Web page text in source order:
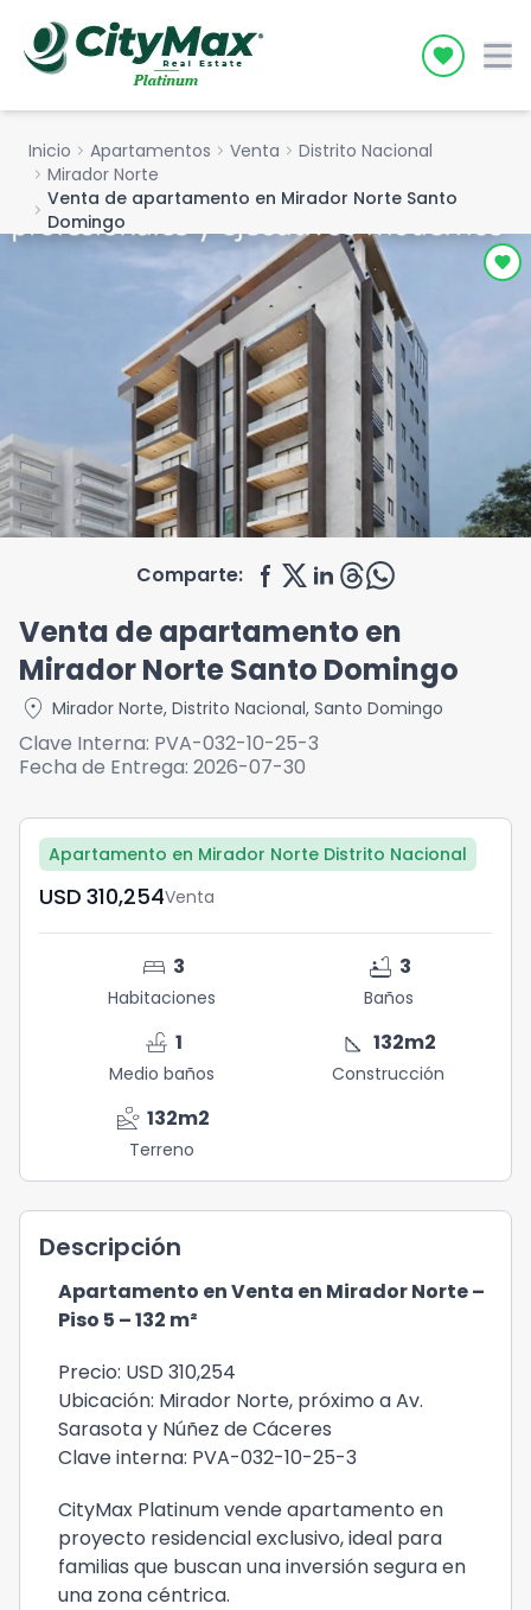
Icon
Inicio chevron_right Apartamentos chevron_right Venta chevron_right Distrito Nacional
chevron_right Mirador Norte
chevron_right Venta de apartamento en Mirador Norte Santo
Domingo
Comparte:
Venta de apartamento en
Mirador Norte Santo Domingo
location_on Mirador Norte, Distrito Nacional, Santo Domingo
Clave Interna: PVA-032-10-25-3
Fecha de Entrega: 2026-07-30
Apartamento en Mirador Norte Distrito Nacional
USD	310,254Venta
bed 3
Habitaciones
bathtub 3
Baños
faucet 1
Medio baños
square_foot 132m2
Construcción
landslide 132m2
Terreno
Descripción
Apartamento en Venta en Mirador Norte –
Piso 5 – 132 m²
Precio: USD 310,254
Ubicación: Mirador Norte, próximo a Av.
Sarasota y Núñez de Cáceres
Clave interna: PVA-032-10-25-3
CityMax Platinum vende apartamento en
proyecto residencial exclusivo, ideal para
familias que buscan una inversión segura en
una zona céntrica.